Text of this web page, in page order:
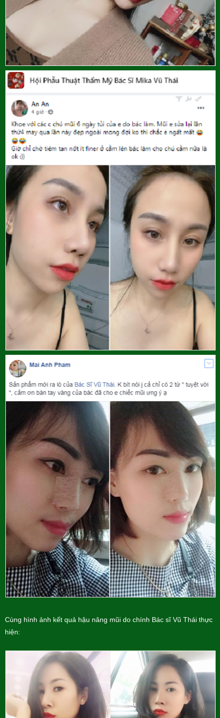
Cùng hình ảnh kết quả hậu nâng mũi do chính Bác sĩ Vũ Thái thực
hiện: